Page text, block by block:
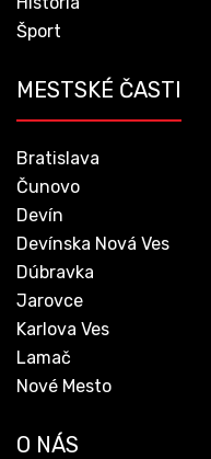
Šport
MESTSKÉ ČASTI
Bratislava
Čunovo
Devín
Devínska Nová Ves
Dúbravka
Jarovce
Karlova Ves
Lamač
Nové Mesto
O NÁS